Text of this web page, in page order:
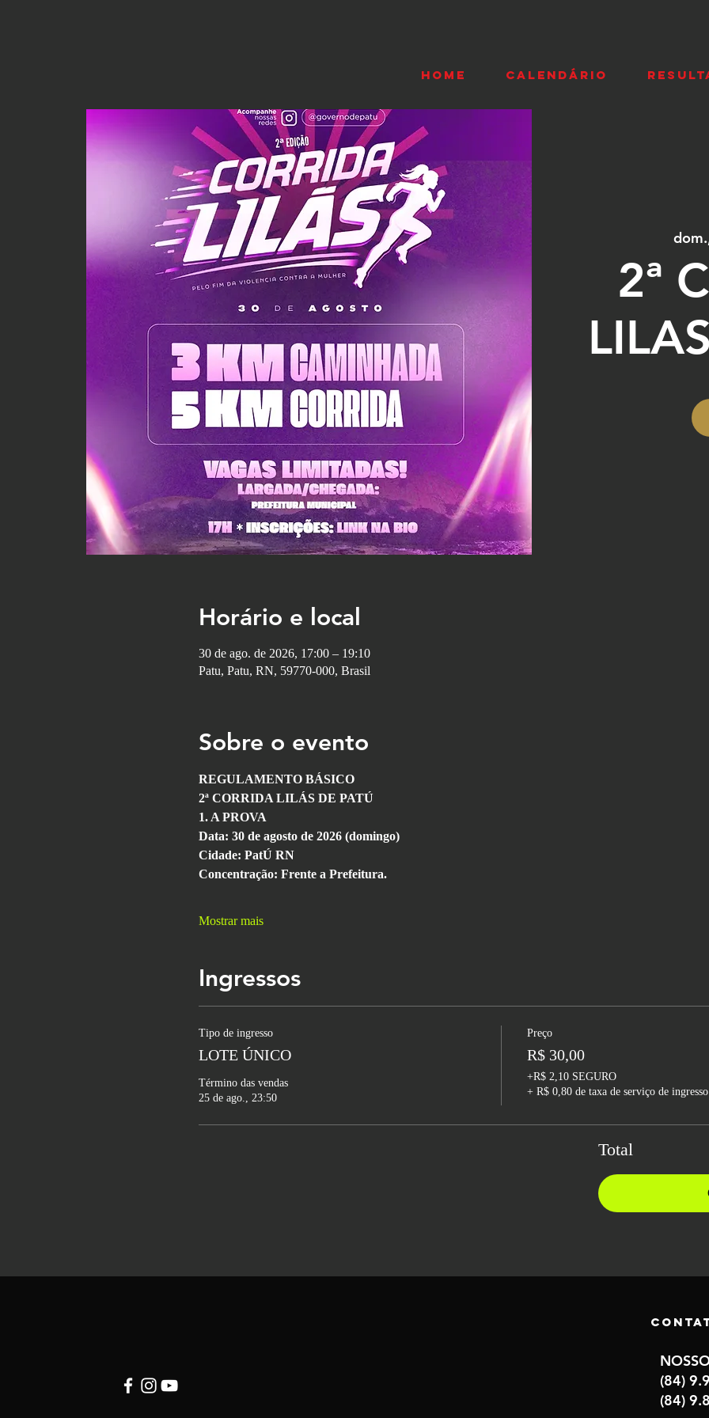
HOME CALENDÁRIO
2ª
Horário e local
30 de ago. de 2026, 17:00 – 19:10
Patu, Patu, RN, 59770-000, Brasil
Sobre o evento
REGULAMENTO BÁSICO
2ª CORRIDA LILÁS DE PATÚ
1. A PROVA
Data: 30 de agosto de 2026 (domingo)
Cidade: PatÚ RN
Concentração: Frente a Prefeitura.
Mostrar mais
Ingressos
Tipo de ingresso
LOTE ÚNICO
Término das vendas
25 de ago., 23:50
Preço
R$ 30,00
+R$ 2,10 SEGURO
+ R$ 0,80 de taxa de serviço de ingresso
Total
(84)
(84)